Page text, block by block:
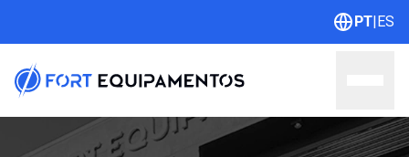
PT|ES